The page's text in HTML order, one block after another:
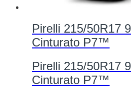
Pirelli 215/50R17
Cinturato P7™
Pirelli 215/50R17
Cinturato P7™